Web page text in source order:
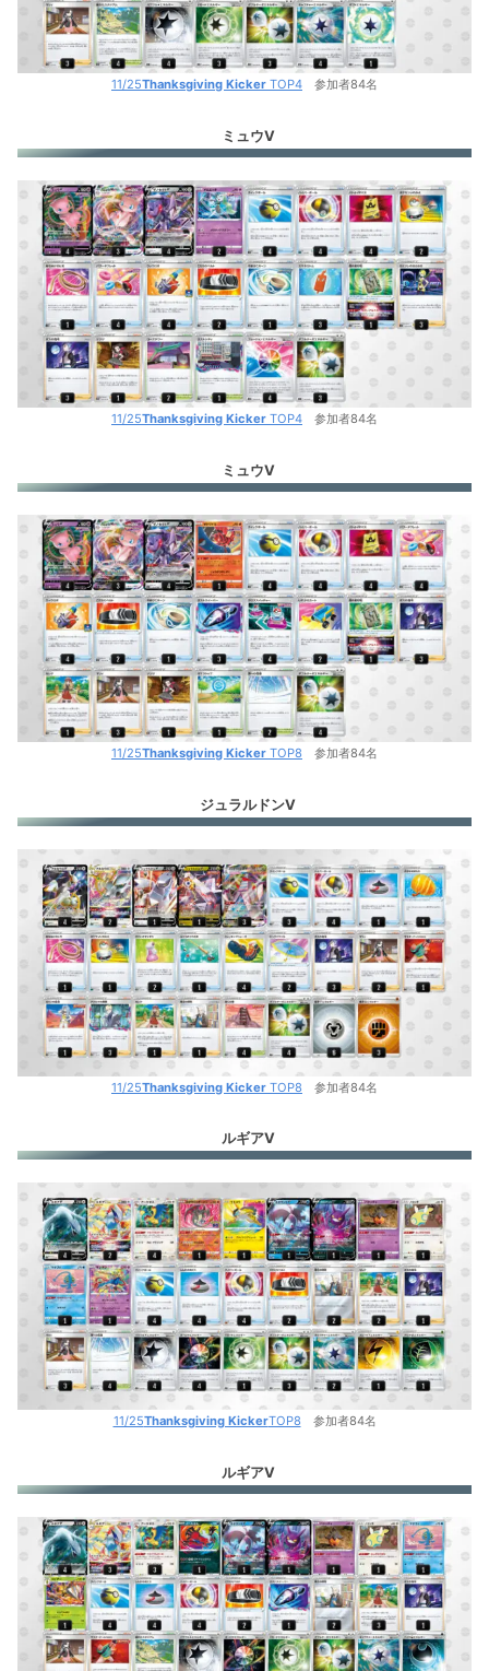
11/25Thanksgiving Kicker TOP4 参加者84名
ミュウV
11/25Thanksgiving Kicker TOP4 参加者84名
ミュウV
11/25Thanksgiving Kicker TOP8 参加者84名
ジュラルドンV
11/25Thanksgiving Kicker TOP8 参加者84名
ルギアV
11/25Thanksgiving KickerTOP8 参加者84名
ルギアV